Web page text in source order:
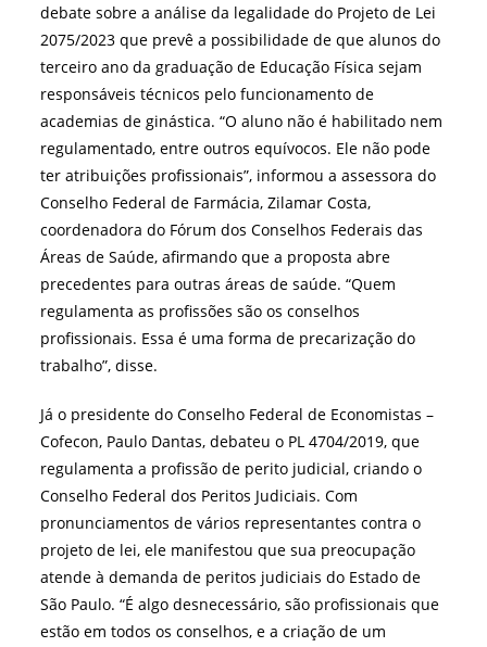
debate sobre a análise da legalidade do Projeto de Lei
2075/2023 que prevê a possibilidade de que alunos do
terceiro ano da graduação de Educação Física sejam
responsáveis técnicos pelo funcionamento de
academias de ginástica. “O aluno não é habilitado nem
regulamentado, entre outros equívocos. Ele não pode
ter atribuições profissionais”, informou a assessora do
Conselho Federal de Farmácia, Zilamar Costa,
coordenadora do Fórum dos Conselhos Federais das
Áreas de Saúde, afirmando que a proposta abre
precedentes para outras áreas de saúde. “Quem
regulamenta as profissões são os conselhos
profissionais. Essa é uma forma de precarização do
trabalho”, disse.
Já o presidente do Conselho Federal de Economistas –
Cofecon, Paulo Dantas, debateu o PL 4704/2019, que
regulamenta a profissão de perito judicial, criando o
Conselho Federal dos Peritos Judiciais. Com
pronunciamentos de vários representantes contra o
projeto de lei, ele manifestou que sua preocupação
atende à demanda de peritos judiciais do Estado de
São Paulo. “É algo desnecessário, são profissionais que
estão em todos os conselhos, e a criação de um